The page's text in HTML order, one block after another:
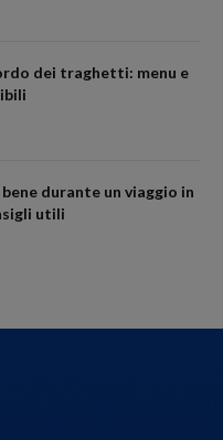
dei traghetti: menu e
durante un viaggio in
utili